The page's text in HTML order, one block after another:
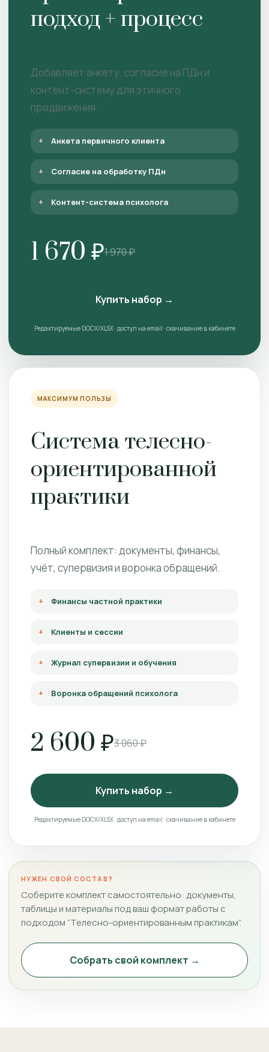
подход + процесс
Добавляет анкету, согласие на ПДн и
контент-систему для этичного
продвижения.
Анкета первичного клиента
Согласие на обработку ПДн
Контент-система психолога
1 670 ₽1 970 ₽
Купить набор →
Редактируемые DOCX/XLSX · доступ на email · скачивание в кабинете
МАКСИМУМ ПОЛЬЗЫ
Система телесно-
ориентированной
практики
Полный комплект: документы, финансы,
учёт, супервизия и воронка обращений.
Финансы частной практики
Клиенты и сессии
Журнал супервизии и обучения
Воронка обращений психолога
2 600 ₽3 060 ₽
Купить набор →
Редактируемые DOCX/XLSX · доступ на email · скачивание в кабинете
НУЖЕН СВОЙ СОСТАВ?
Соберите комплект самостоятельно: документы,
таблицы и материалы под ваш формат работы с
подходом “Телесно-ориентированным практикам”.
Собрать свой комплект →